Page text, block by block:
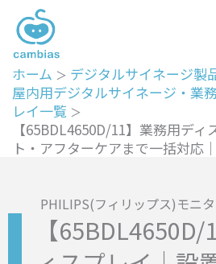
キ
ホーム
デジタルサイネージ製
屋内用デジタルサイネージ・業
レイ一覧
【65BDL4650D/11】業務用デ
ト・アフターケアまで一括対応
PHILIPS(フィリップス)モニ
【